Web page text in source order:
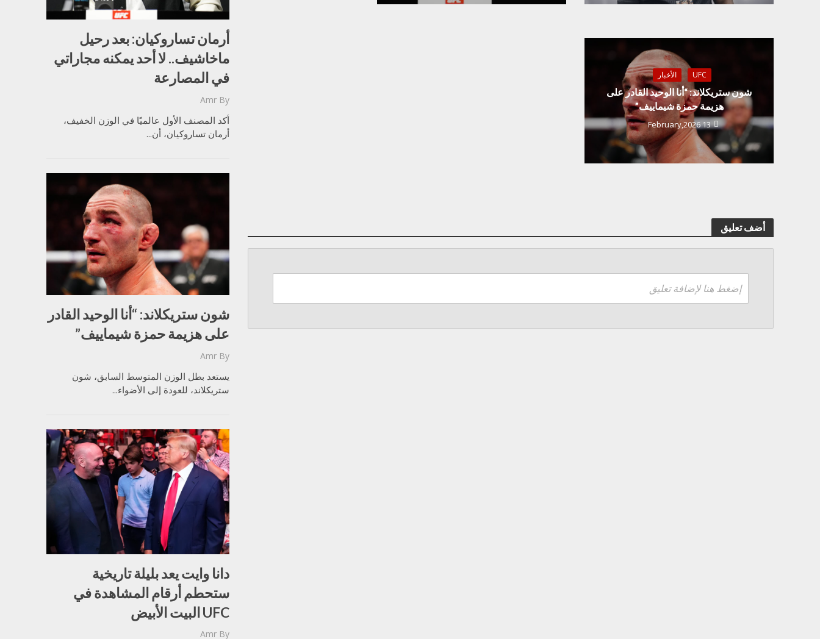
أرمان تساروكيان: بعد رحيل
ماخاشيف.. لا أحد يمكنه مجاراتي
في المصارعة
By
Amr
أكد المصنف الأول عالميًا في الوزن الخفيف،
أرمان تساروكيان، أن...
شون ستريكلاند: “أنا الوحيد القادر
على هزيمة حمزة شيماييف”
By
Amr
يستعد بطل الوزن المتوسط السابق، شون
ستريكلاند، للعودة إلى الأضواء...
دانا وايت يعد بليلة تاريخية
ستحطم أرقام المشاهدة في
UFC البيت الأبيض
By
Amr
UFC الأخبار
شون ستريكلاند: “أنا الوحيد القادر على
هزيمة حمزة شيماييف”
13 February,2026
أضف تعليق
إضغط هنا لإضافة تعليق